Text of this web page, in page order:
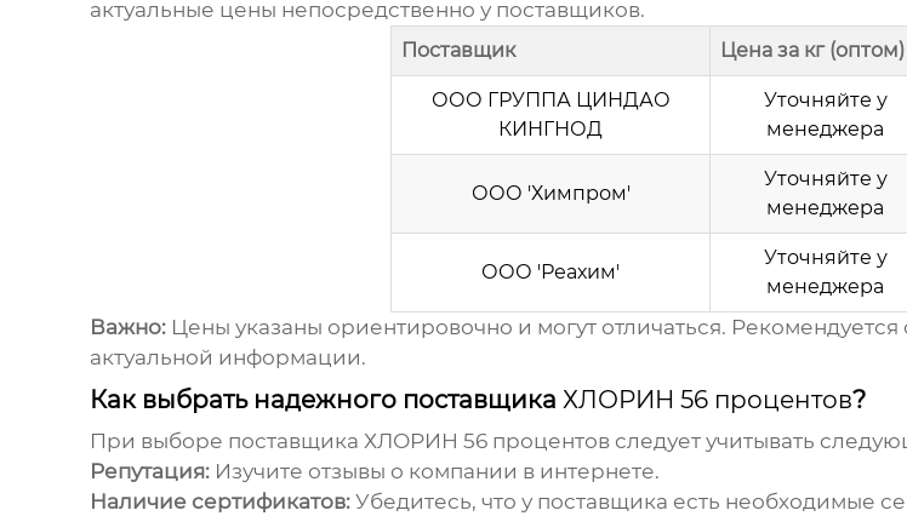
актуальные цены непосредственно у поставщиков.
Поставщик Цена за кг (оптом)
ООО ГРУППА ЦИНДАО
КИНГНОД
Уточняйте у
менеджера
ООО 'Химпром'
Уточняйте у
менеджера
ООО 'Реахим'
Уточняйте у
менеджера
Важно:Цены указаны ориентировочно и могут отличаться.
актуальной информации.
Как выбрать надежного поставщика ХЛОРИН 56 процентов?
При выборе поставщика ХЛОРИН 56 процентовследует учитывать
Репутация:Изучите отзывы о компании в интернете.
Наличие сертификатов:Убедитесь, что у поставщика есть необходимые